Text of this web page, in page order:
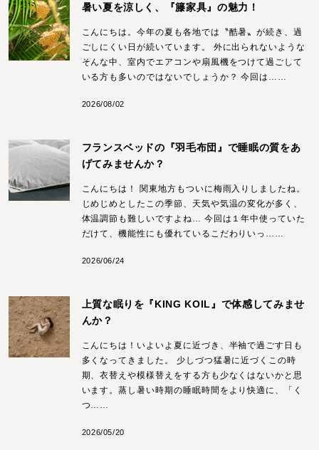
暑い夏を涼しく、『籐家具』の魅力！
こんにちは。今年の夏も各地では〝酷暑〟が続き、過
ごしにくい日が続いています。 外に出られないような
そんな中、室内でエアコンや扇風機をつけて過ごして
いる方も多いのではないでしょうか？ 今回は……
2026/08/02
フランスベッドの『羽毛布団』で睡眠の質をあ
げてみませんか？
こんにちは！ 関東地方もついに梅雨入りしましたね。
じめじめとしたこの季節、天気や気温の変化が多く、
体温調節も難しいですよね… 今回は１年中使っていた
だけて、機能性にも優れているこだわりいっ……
2026/06/24
上質な眠りを『KING KOIL』で体感してみませ
んか？
こんにちは！いよいよ夏に近づき、半袖で過ごす日も
多くなってきました。 少しづつ猛暑に近づくこの時
期、衣替えや模様替えをする方も少なくはないかと思
います。蒸し暑い時期の睡眠時間をより快適に、「く
つ……
2026/05/20